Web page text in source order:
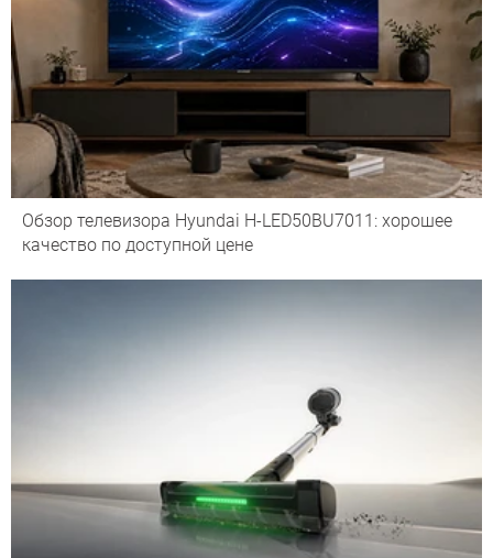
Обзор телевизора Hyundai H-LED50BU7011: хорошее
качество по доступной цене